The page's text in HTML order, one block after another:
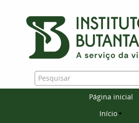
Página inicial
Início